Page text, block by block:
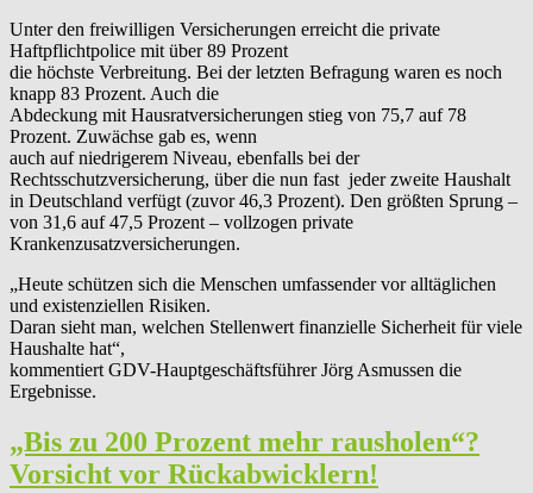
Unter den freiwilligen Versicherungen erreicht die private
Haftpflichtpolice mit über 89 Prozent
die höchste Verbreitung. Bei der letzten Befragung waren es noch
knapp 83 Prozent. Auch die
Abdeckung mit Hausratversicherungen stieg von 75,7 auf 78
Prozent. Zuwächse gab es, wenn
auch auf niedrigerem Niveau, ebenfalls bei der
Rechtsschutzversicherung, über die nun fast jeder zweite Haushalt
in Deutschland verfügt (zuvor 46,3 Prozent). Den größten Sprung –
von 31,6 auf 47,5 Prozent – vollzogen private
Krankenzusatzversicherungen.
„Heute schützen sich die Menschen umfassender vor alltäglichen
und existenziellen Risiken.
Daran sieht man, welchen Stellenwert finanzielle Sicherheit für viele
Haushalte hat“,
kommentiert GDV-Hauptgeschäftsführer Jörg Asmussen die
Ergebnisse.
„Bis zu 200 Prozent mehr rausholen“?
Vorsicht vor Rückabwicklern!